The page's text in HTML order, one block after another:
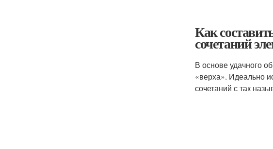
Как
сочетаний
В основе удачного
«верха». Идеально
сочетаний с так